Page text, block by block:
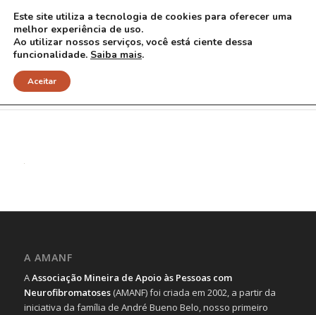
9 red
A AMANF
AAssociação Mineira de Apoio às Pessoas com
Neurofibromatoses(AMANF) foi criada em 2002, a partir da
iniciativa da família de André Bueno Belo, nosso primeiro
Este site utiliza a tecnologia de cookies para oferecer uma
melhor experiência de uso.
Ao utilizar nossos serviços, você está ciente dessa
funcionalidade. Saiba mais.
Aceitar